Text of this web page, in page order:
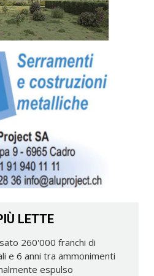
LETTE
260'000 franchi di
e 6 anni tra ammonimenti
espulso